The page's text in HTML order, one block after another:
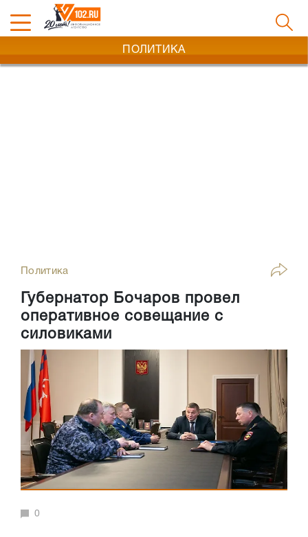
ПОЛИТИКА
Политика
Губернатор Бочаров провел
оперативное совещание с
силовиками
0